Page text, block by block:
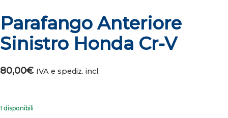
Parafango Anteriore
Sinistro Honda Cr-V
80,00€ IVA e spediz. incl.
1 disponibili